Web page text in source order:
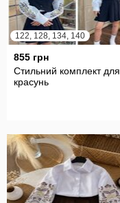
122, 128, 134, 140
855 грн
Стильний комплект для
красунь